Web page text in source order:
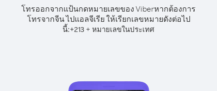
โทรออกจากแป้นกดหมายเลขของ Viberหากต้องการ
โทรจากจีน ไปแอลจีเรีย ให้เรียกเลขหมายดังต่อไป
นี้:+213 + หมายเลขในประเทศ